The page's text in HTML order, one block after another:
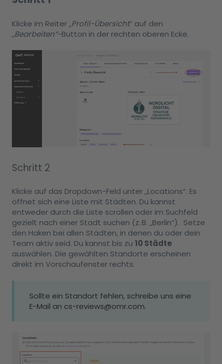
Klicke im Reiter „Profil-Übersicht“ auf den
„Bearbeiten“-Button in der rechten oberen Ecke.
Schritt 2
Klicke auf das Dropdown-Feld unter „Locations“. Es
öffnet sich eine Liste mit Städten. Du kannst
entweder durch die Liste scrollen oder im Suchfeld
gezielt nach einer Stadt suchen (z. B. „Berlin“). Setze
den Haken bei allen Städten, in denen du oder dein
Team aktiv seid. Du kannst bis zu 10 Städte
auswählen. Die gewählten Standorte erscheinen
direkt im Vorschaufenster rechts.
Sollte ein Standort fehlen, schreibe uns eine
E-Mail an cs-reviews@omr.com.